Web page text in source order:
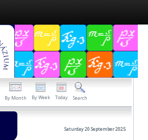
By Month By Week Today Search
Saturday 20 September 2025